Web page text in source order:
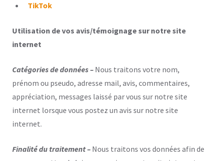
TikTok
Utilisation de vos avis/témoignage sur notre site
internet
Catégories de données – Nous traitons votre nom,
prénom ou pseudo, adresse mail, avis, commentaires,
appréciation, messages laissé par vous sur notre site
internet lorsque vous postez un avis sur notre site
internet.
Finalité du traitement – Nous traitons vos données afin de